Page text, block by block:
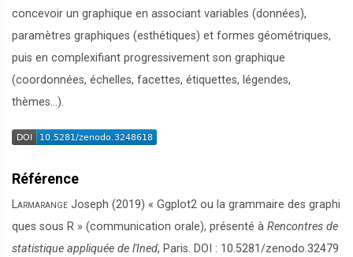
concevoir un graphique en associant variables (données),
paramètres graphiques (esthétiques) et formes géométriques,
puis en complexifiant progressivement son graphique
(coordonnées, échelles, facettes, étiquettes, légendes,
thèmes…).
Référence
Larmarange Joseph (2019) « Ggplot2 ou la grammaire des graphi
ques sous R » (communication orale), présenté à Rencontres de
statistique appliquée de l'Ined, Paris. DOI : 10.5281/zenodo.32479